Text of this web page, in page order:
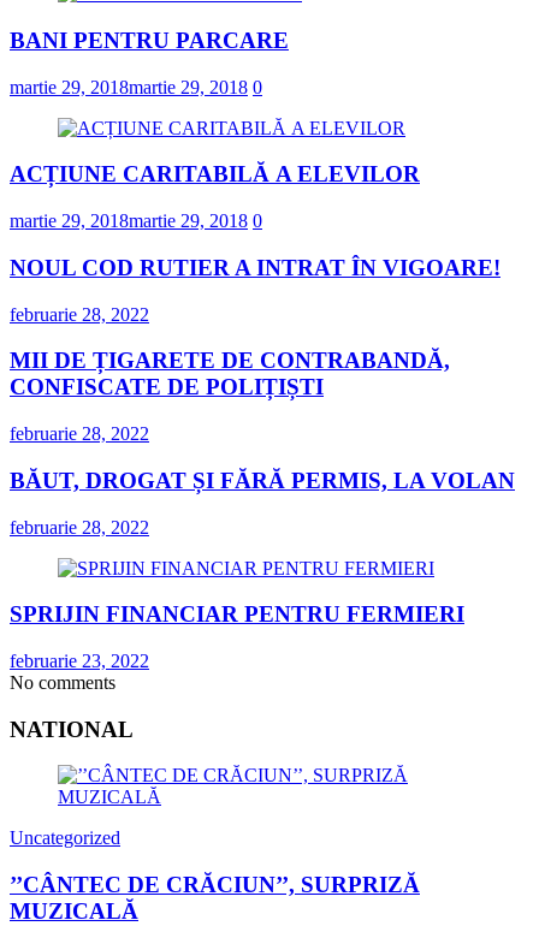
BANI PENTRU PARCARE
martie 29, 2018martie 29, 2018 0
ACȚIUNE CARITABILĂ A ELEVILOR
martie 29, 2018martie 29, 2018 0
NOUL COD RUTIER A INTRAT ÎN VIGOARE!
februarie 28, 2022
MII DE ȚIGARETE DE CONTRABANDĂ,
CONFISCATE DE POLIȚIȘTI
februarie 28, 2022
BĂUT, DROGAT ȘI FĂRĂ PERMIS, LA VOLAN
februarie 28, 2022
SPRIJIN FINANCIAR PENTRU FERMIERI
februarie 23, 2022
No comments
NATIONAL
Uncategorized
’’CÂNTEC DE CRĂCIUN’’, SURPRIZĂ
MUZICALĂ